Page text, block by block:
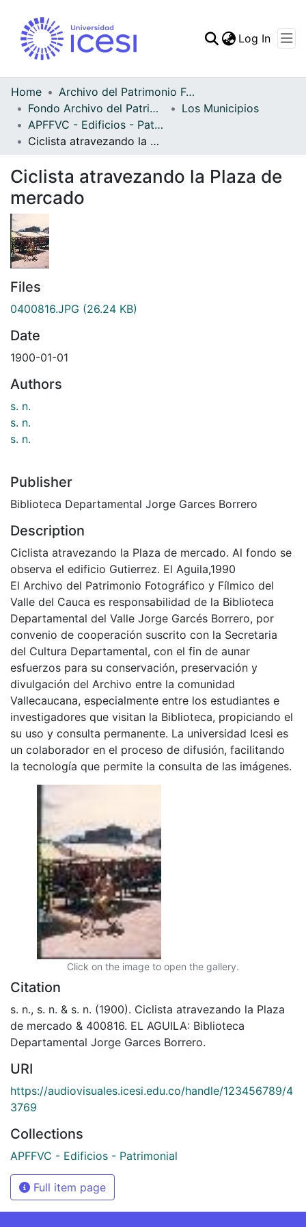
Statistics
Log In
Home
Archivo del Patrimonio Fotográfico y Fílmico del Valle del Cauca
Fondo Archivo del Patrimonio Fotográfico y Fílmico del Valle del Cauca
Los Municipios
APFFVC - Edificios - Patrimonial
Ciclista atravezando la Plaza de mercado
Ciclista atravezando la Plaza de
mercado
Files
0400816.JPG (26.24 KB)
Date
1900-01-01
Authors
s. n.
s. n.
s. n.
Publisher
Biblioteca Departamental Jorge Garces Borrero
Description
Ciclista atravezando la Plaza de mercado. Al fondo se
observa el edificio Gutierrez. El Aguila,1990
El Archivo del Patrimonio Fotográfico y Fílmico del
Valle del Cauca es responsabilidad de la Biblioteca
Departamental del Valle Jorge Garcés Borrero, por
convenio de cooperación suscrito con la Secretaria
del Cultura Departamental, con el fin de aunar
esfuerzos para su conservación, preservación y
divulgación del Archivo entre la comunidad
Vallecaucana, especialmente entre los estudiantes e
investigadores que visitan la Biblioteca, propiciando el
su uso y consulta permanente. La universidad Icesi es
un colaborador en el proceso de difusión, facilitando
la tecnología que permite la consulta de las imágenes.
Click on the image to open the gallery.
Citation
s. n., s. n. & s. n. (1900). Ciclista atravezando la Plaza
de mercado & 400816. EL AGUILA: Biblioteca
Departamental Jorge Garces Borrero.
URI
https://audiovisuales.icesi.edu.co/handle/123456789/4
3769
Collections
APFFVC - Edificios - Patrimonial
Full item page